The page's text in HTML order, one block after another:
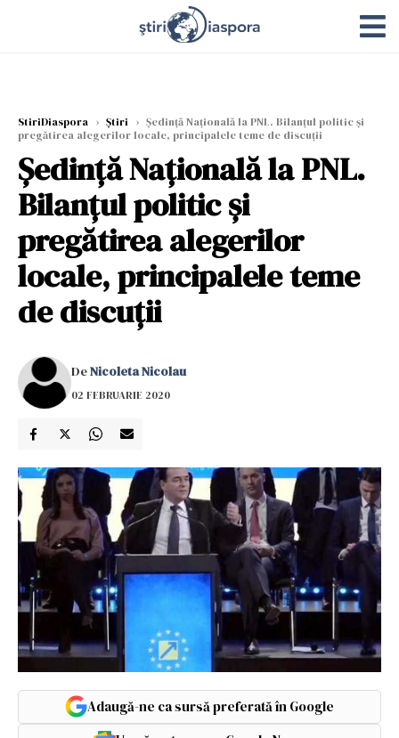
StiriDiaspora › Știri › Ședință Națională la PNL. Bilanțul politic și
pregătirea alegerilor locale, principalele teme de discuții
Ședință Națională la PNL.
Bilanțul politic și
pregătirea alegerilor
locale, principalele teme
de discuții
DeNicoleta Nicolau
02 FEBRUARIE 2020
Adaugă-ne ca sursă preferată în Google